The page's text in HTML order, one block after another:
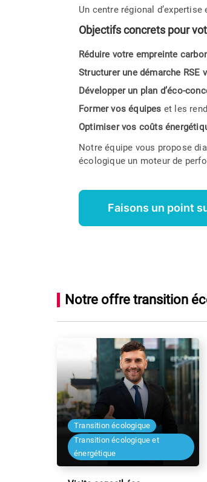
Un centre régional
Objectifs concrets pour
Réduire votre empreinte
Structurer une démarche RSE
Développer un plan d’éco-
Former vos équipes et les
Optimiser vos coûts
Notre équipe vous propose
écologique un moteur de
Faisons un point
Notre offre transition
Transition écologique
Transition écologique et
énergétique